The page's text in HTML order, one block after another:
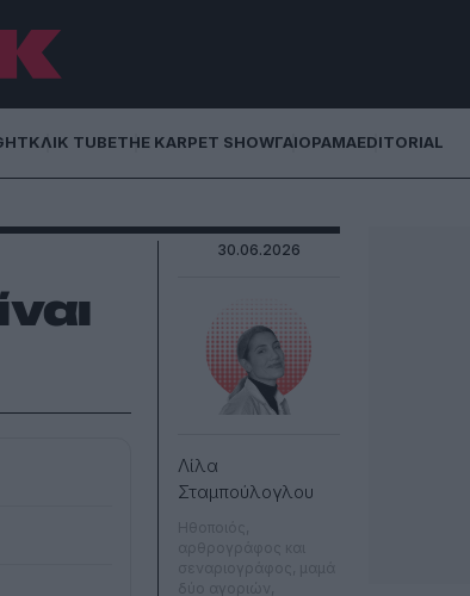
ΚΛΙΚ TUBETHE KARPET SHOWΓΑΙΟΡΑΜΑEDITORIAL
30.06.2026
Λίλα
Σταμπούλογλου